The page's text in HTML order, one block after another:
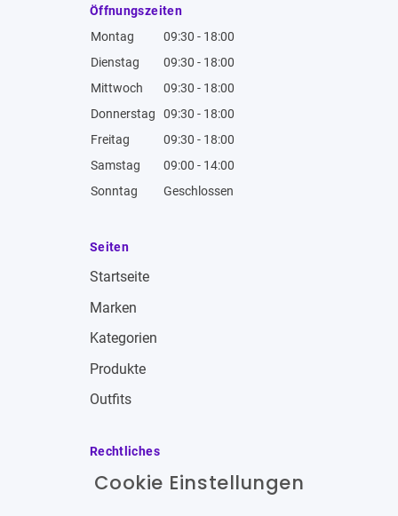
Öffnungszeiten
Montag
09:30 - 18:00
Dienstag
09:30 - 18:00
Mittwoch
09:30 - 18:00
Donnerstag
09:30 - 18:00
Freitag
09:30 - 18:00
Samstag
09:00 - 14:00
Sonntag
Geschlossen
Seiten
Startseite
Marken
Kategorien
Produkte
Outfits
Rechtliches
Impressum
Cookie Einstellungen